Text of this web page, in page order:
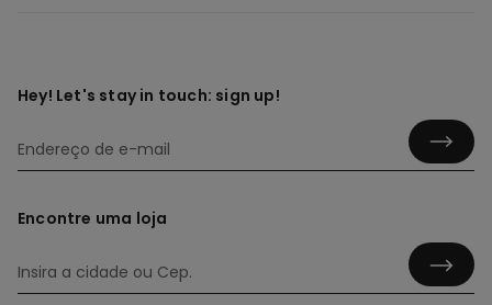
Hey! Let's stay in touch: sign up!
Encontre uma loja